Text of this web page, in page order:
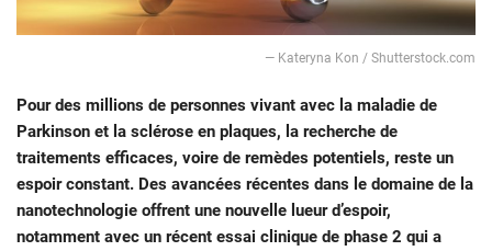
— Kateryna Kon / Shutterstock.com
Pour des millions de personnes vivant avec la maladie de
Parkinson et la sclérose en plaques, la recherche de
traitements efficaces, voire de remèdes potentiels, reste un
espoir constant. Des avancées récentes dans le domaine de la
nanotechnologie offrent une nouvelle lueur d’espoir,
notamment avec un récent essai clinique de phase 2 qui a